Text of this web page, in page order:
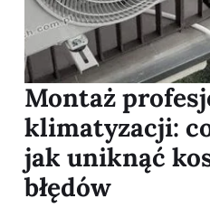
Montaż
klimatyzacji:
jak uniknąć
błędów